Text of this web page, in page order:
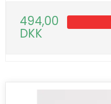
494,00
DKK